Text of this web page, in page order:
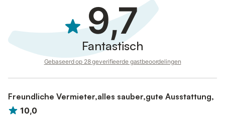
9,7
Fantastisch
Gebaseerd op 28 geverifieerde gastbeoordelingen
Freundliche Vermieter,alles sauber,gute Ausstattung,
10,0